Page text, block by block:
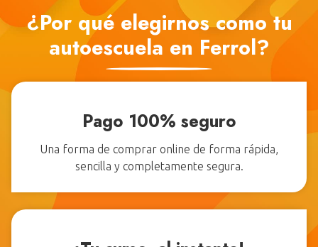
¿Por qué elegirnos como tu
autoescuela en Ferrol?
Pago 100% seguro
Una forma de comprar online de forma rápida,
sencilla y completamente segura.